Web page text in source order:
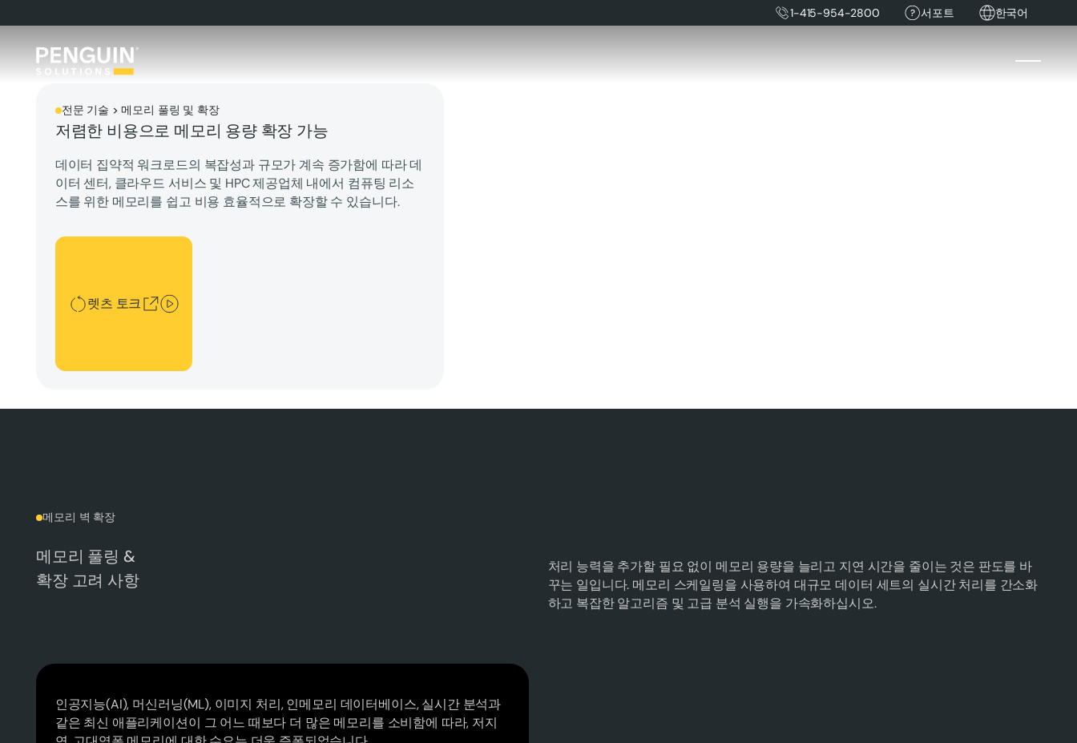
1-415-954-2800 서포트 한국어
전문 기술 > 메모리 풀링 및 확장
저렴한 비용으로 메모리 용량 확장 가능
데이터 집약적 워크로드의 복잡성과 규모가 계속 증가함에 따라 데
이터 센터, 클라우드 서비스 및 HPC 제공업체 내에서 컴퓨팅 리소
스를 위한 메모리를 쉽고 비용 효율적으로 확장할 수 있습니다.
렛츠 토크
렛츠 토크
메모리 벽 확장
메모리 풀링 &
확장 고려 사항
처리 능력을 추가할 필요 없이 메모리 용량을 늘리고 지연 시간을 줄이는 것은 판도를 바
꾸는 일입니다. 메모리 스케일링을 사용하여 대규모 데이터 세트의 실시간 처리를 간소화
하고 복잡한 알고리즘 및 고급 분석 실행을 가속화하십시오.
인공지능(AI), 머신러닝(ML), 이미지 처리, 인메모리 데이터베이스, 실시간 분석과
같은 최신 애플리케이션이 그 어느 때보다 더 많은 메모리를 소비함에 따라, 저지